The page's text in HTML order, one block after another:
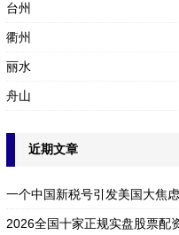
台州
衢州
丽水
舟山
近期文章
一个中国新税号引发美国大焦虑
2026全国十家正规实盘股票配